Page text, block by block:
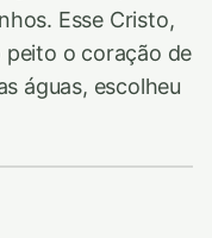
Esse Cristo,
peito o coração de
águas, escolheu